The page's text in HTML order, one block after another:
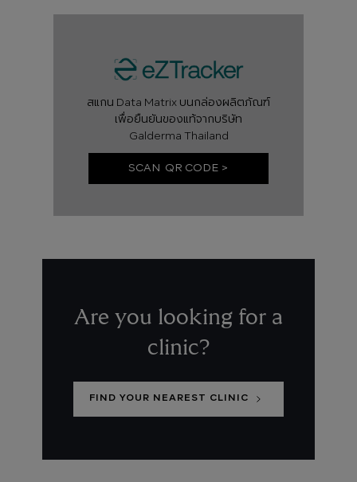
สแกน Data Matrix บนกล่องผลิตภัณฑ์
เพื่อยืนยันของแท้จากบริษัท
Galderma Thailand
SCAN QR CODE >
Are you looking for a
clinic?
FIND YOUR NEAREST CLINIC